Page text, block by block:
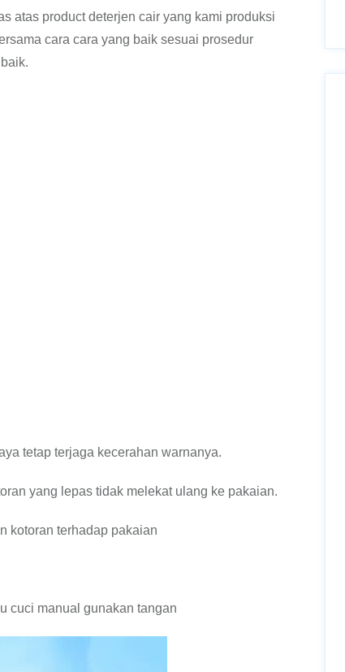
atas product deterjen cair yang kami produksi
cara cara yang baik sesuai prosedur
tetap terjaga kecerahan warnanya.
yang lepas tidak melekat ulang ke pakaian.
kotoran terhadap pakaian
cuci manual gunakan tangan